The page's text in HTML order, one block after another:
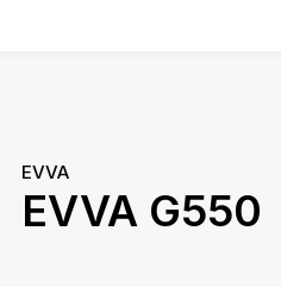
EVVA
EVVA G550